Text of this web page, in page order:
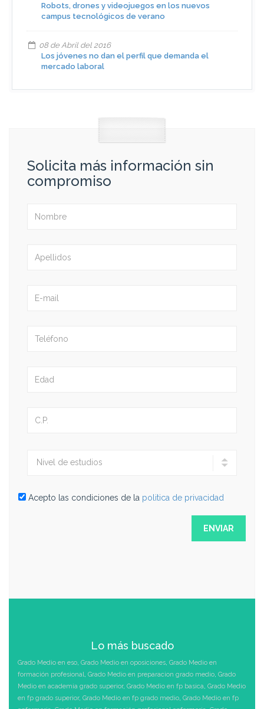
Robots, drones y videojuegos en los nuevos
campus tecnológicos de verano
08 de Abril del 2016
Los jóvenes no dan el perfil que demanda el
mercado laboral
Solicita más información sin
compromiso
Acepto las condiciones de la politica de privacidad
Lo más buscado
Grado Medio en eso, Grado Medio en oposiciones, Grado Medio en
formación profesional, Grado Medio en preparacion grado medio, Grado
Medio en academia grado superior, Grado Medio en fp basica, Grado Medio
en fp grado superior, Grado Medio en fp grado medio, Grado Medio en fp